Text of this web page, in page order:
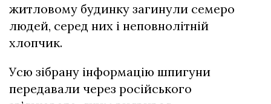
житловому будинку загинули семеро
людей, серед них і неповнолітній
хлопчик.
Усю зібрану інформацію шпигуни
передавали через російського